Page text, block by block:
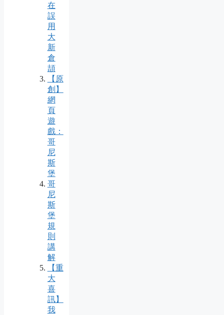
在
誤
用
大
新
倉
頡
【原
創】
網
頁
遊
戲：
哥
尼
斯
堡
哥
尼
斯
堡
規
則
講
解
【重
大
喜
訊】
我